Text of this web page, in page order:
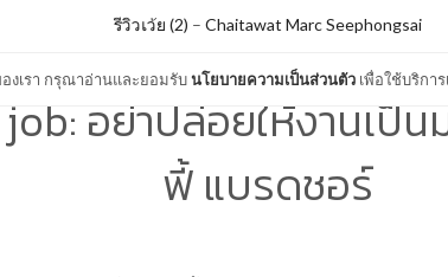
งเรา กรุณาอ่านและยอมรับนโยบายความเป็นส่วนตัว เพื่อใช้บริกา
รีวิวเว้ย (2) – Chaitawat Marc Seephongsai
อย่าปล่อยให้งานเป็
ฟี้ แบรดชอร์